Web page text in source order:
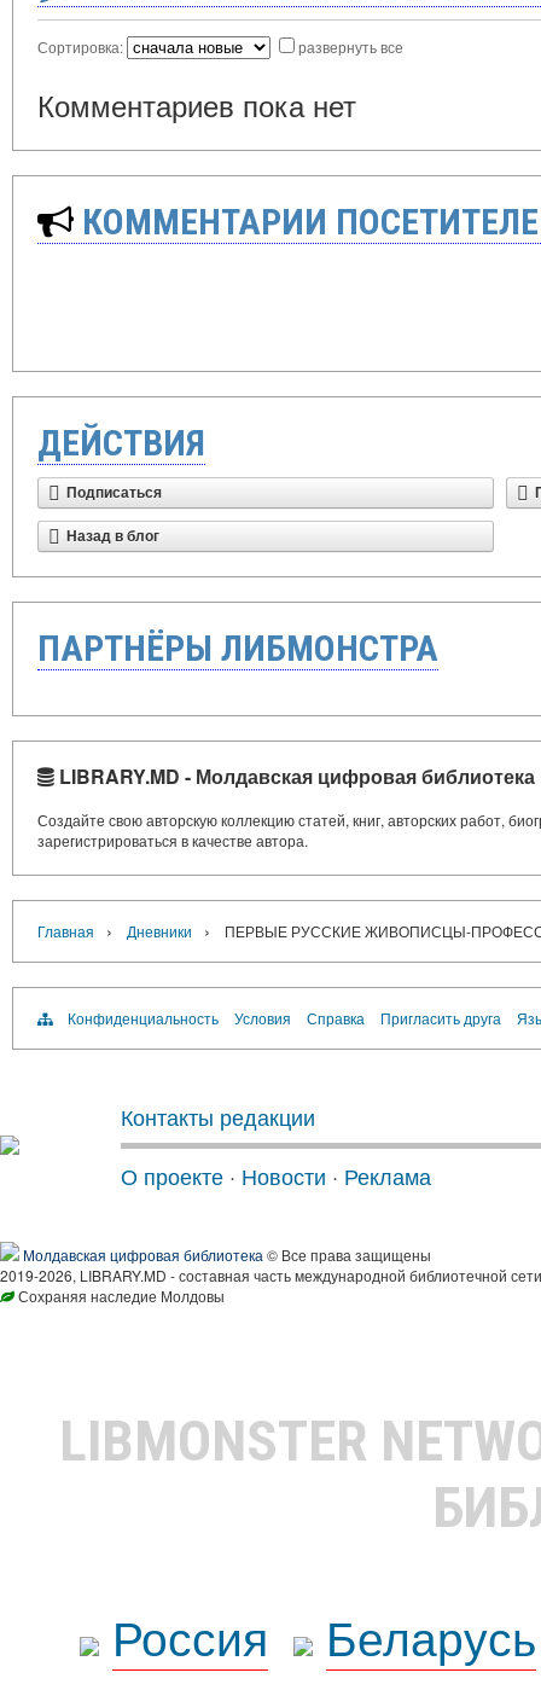
Сортировка: развернуть все
Комментариев пока нет
КОММЕНТАРИИ
ДЕЙСТВИЯ
Подписаться
Назад в блог
ПАРТНЁРЫ ЛИБМОНСТРА
LIBRARY.MD - Молдавская цифровая библиотека
Создайте свою авторскую коллекцию статей, книг, авторских работ,
зарегистрироваться в качестве автора.
Главная › Дневники › ПЕРВЫЕ РУССКИЕ ЖИВОПИСЦЫ-
Конфиденциальность Условия Справка Пригласить друга
Контакты редакции
О проекте · Новости · Реклама
Молдавская цифровая библиотека © Все права защищены
2019-2026, LIBRARY.MD - составная часть международной библиотечной
Сохраняя наследие Молдовы
LIBMONSTER
Россия
Беларусь